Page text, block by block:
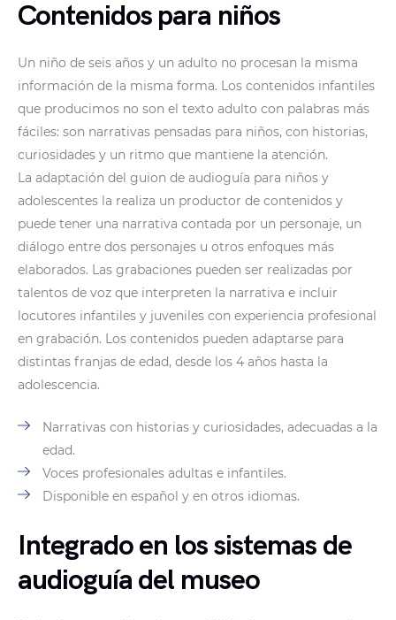
Contenidos para niños
Un niño de seis años y un adulto no procesan la misma
información de la misma forma. Los contenidos infantiles
que producimos no son el texto adulto con palabras más
fáciles: son narrativas pensadas para niños, con historias,
curiosidades y un ritmo que mantiene la atención.
La adaptación del guion de audioguía para niños y
adolescentes la realiza un productor de contenidos y
puede tener una narrativa contada por un personaje, un
diálogo entre dos personajes u otros enfoques más
elaborados. Las grabaciones pueden ser realizadas por
talentos de voz que interpreten la narrativa e incluir
locutores infantiles y juveniles con experiencia profesional
en grabación. Los contenidos pueden adaptarse para
distintas franjas de edad, desde los 4 años hasta la
adolescencia.
Narrativas con historias y curiosidades, adecuadas a la
edad.
Voces profesionales adultas e infantiles.
Disponible en español y en otros idiomas.
Integrado en los sistemas de
audioguía del museo